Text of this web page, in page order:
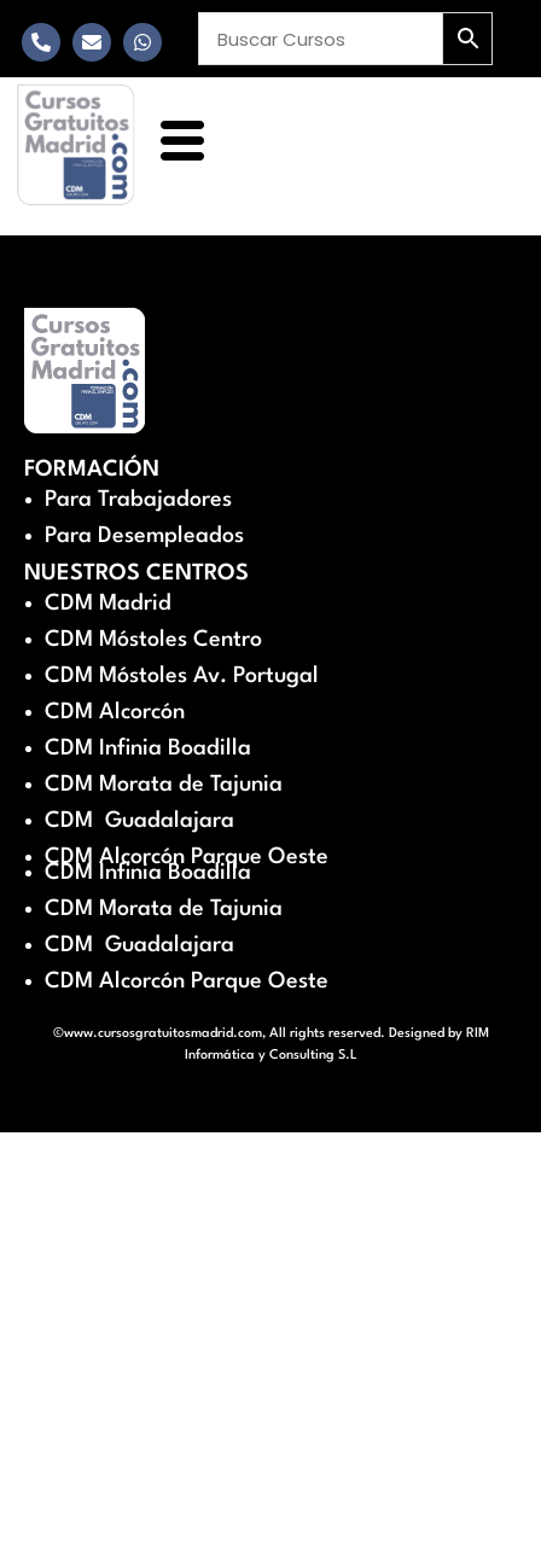
FORMACIÓN
Para Trabajadores
Para Desempleados
NUESTROS CENTROS
CDM Madrid
CDM Móstoles Centro
CDM Móstoles Av. Portugal
CDM Alcorcón
CDM Infinia Boadilla
CDM Morata de Tajunia
CDM Guadalajara
CDM Alcorcón Parque Oeste
CDM Infinia Boadilla
CDM Morata de Tajunia
CDM Guadalajara
CDM Alcorcón Parque Oeste
©www.cursosgratuitosmadrid.com, All rights reserved. Designed by RIM
Informática y Consulting S.L